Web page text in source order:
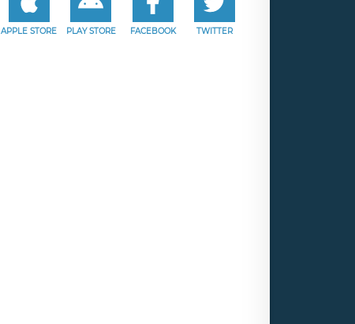
APPLE STORE PLAY STORE FACEBOOK TWITTER